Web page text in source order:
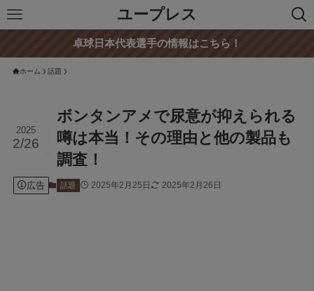
ユープレス
卓球日本代表選手の情報はこちら！
ホーム 話題
ボンタンアメで尿意が抑えられる
噂は本当！その理由と他の製品も
調査！
2025
2/26
広告 話題 2025年2月25日 2025年2月26日